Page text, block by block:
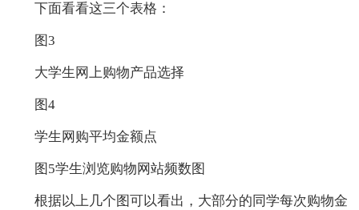
下面看看这三个表格：
图3
大学生网上购物产品选择
图4
学生网购平均金额点
图5学生浏览购物网站频数图
根据以上几个图可以看出，大部分的同学每次购物金